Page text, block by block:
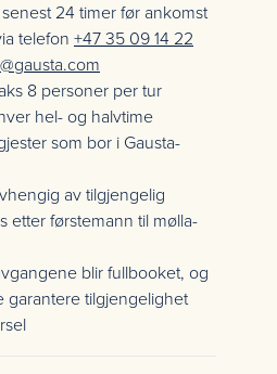
24 timer før ankomst
telefon +47 35 09 14 22
8 personer per tur
hel- og halvtime
som bor i Gausta-
av tilgjengelig
etter førstemann til mølla-
blir fullbooket, og
garantere tilgjengelighet